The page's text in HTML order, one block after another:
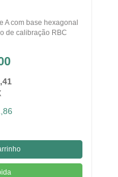
A com base hexagonal
de calibração RBC